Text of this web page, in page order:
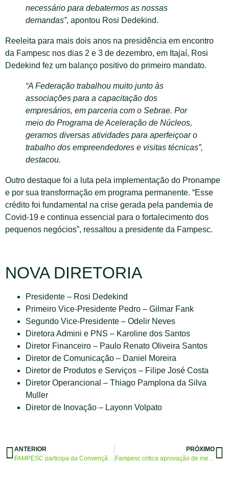
necessário para debatermos as nossas
demandas”, apontou Rosi Dedekind.
Reeleita para mais dois anos na presidência em encontro
da Fampesc nos dias 2 e 3 de dezembro, em Itajaí, Rosi
Dedekind fez um balanço positivo do primeiro mandato.
“A Federação trabalhou muito junto às
associações para a capacitação dos
empresários, em parceria com o Sebrae. Por
meio do Programa de Aceleração de Núcleos,
geramos diversas atividades para aperfeiçoar o
trabalho dos empreendedores e visitas técnicas”,
destacou.
Outro destaque foi a luta pela implementação do Pronampe
e por sua transformação em programa permanente. “Esse
crédito foi fundamental na crise gerada pela pandemia de
Covid-19 e continua essencial para o fortalecimento dos
pequenos negócios”, ressaltou a presidente da Fampesc.
NOVA DIRETORIA
Presidente – Rosi Dedekind
Primeiro Vice-Presidente Pedro – Gilmar Fank
Segundo Vice-Presidente – Odelir Neves
Diretora Admini e PNS – Karoline dos Santos
Diretor Financeiro – Paulo Renato Oliveira Santos
Diretor de Comunicação – Daniel Moreira
Diretor de Produtos e Serviços – Filipe José Costa
Diretor Operancional – Thiago Pamplona da Silva
Muller
Diretor de Inovação – Layonn Volpato
ANTERIOR
FAMPESC participa da Convenção Nacional da Micro e Pequena Empresa
PRÓXIMO
Fampesc critica aprovação de medidas de alto risco para a economia e pede maior atenção aos pequenos negócios